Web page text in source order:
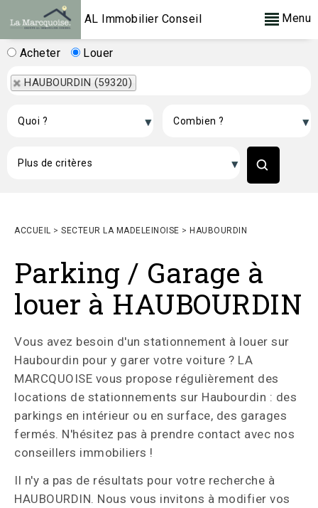
AL Immobilier Conseil Menu
Acheter Louer
HAUBOURDIN (59320)
ACCUEIL > SECTEUR LA MADELEINOISE > HAUBOURDIN
Parking / Garage à
louer à HAUBOURDIN
Vous avez besoin d'un stationnement à louer sur
Haubourdin pour y garer votre voiture ? LA
MARCQUOISE vous propose régulièrement des
locations de stationnements sur Haubourdin : des
parkings en intérieur ou en surface, des garages
fermés. N'hésitez pas à prendre contact avec nos
conseillers immobiliers !
Il n'y a pas de résultats pour votre recherche à
HAUBOURDIN. Nous vous invitons à modifier vos